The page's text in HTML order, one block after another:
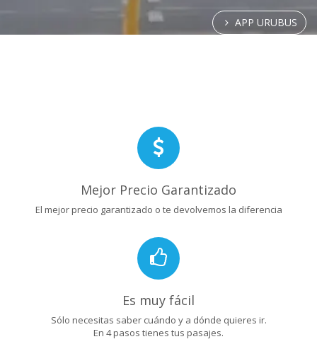
APP URUBUS
Mejor Precio Garantizado
El mejor precio garantizado o te devolvemos la diferencia
Es muy fácil
Sólo necesitas saber cuándo y a dónde quieres ir.
En 4 pasos tienes tus pasajes.